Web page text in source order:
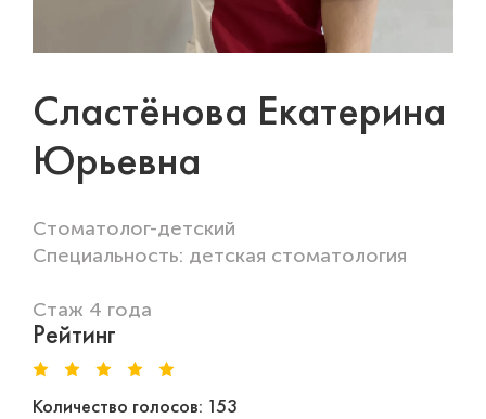
Сластëнова Екатерина
Юрьевна
Стоматолог-детский
Специальность: детская стоматология
Стаж 4 года
Рейтинг
Количество голосов: 153